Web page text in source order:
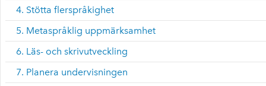
4. Stötta flerspråkighet
5. Metaspråklig uppmärksamhet
6. Läs- och skrivutveckling
7. Planera undervisningen